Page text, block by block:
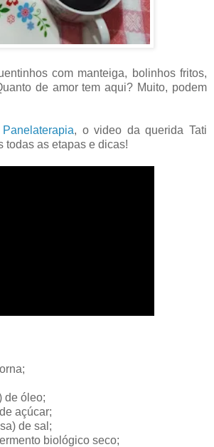
com manteiga, bolinhos fritos,
de amor tem aqui? Muito, podem
Panelaterapia, o video da querida Tati
todas as etapas e dicas!
de óleo;
açúcar;
de sal;
biológico seco;